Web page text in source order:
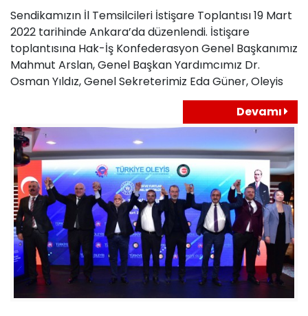
Sendikamızın İl Temsilcileri İstişare Toplantısı 19 Mart
2022 tarihinde Ankara’da düzenlendi. İstişare
toplantısına Hak-İş Konfederasyon Genel Başkanımız
Mahmut Arslan, Genel Başkan Yardımcımız Dr.
Osman Yıldız, Genel Sekreterimiz Eda Güner, Oleyis
Devamı